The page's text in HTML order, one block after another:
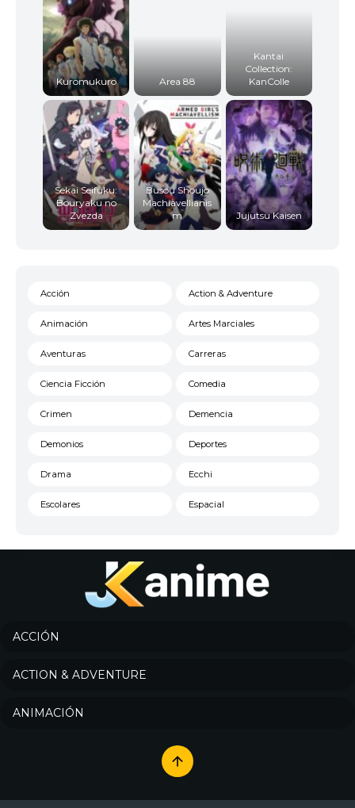
Kuromukuro Area 88
Kantai
Collection:
KanColle
Sekai Seifuku:
Bouryaku no
Zvezda
Busou Shoujo
Machiavellianis
m
Jujutsu Kaisen
Acción Action & Adventure
Animación Artes Marciales
Aventuras Carreras
Ciencia Ficción Comedia
Crimen Demencia
Demonios Deportes
Drama Ecchi
Escolares Espacial
Historico
Josei
Música
Romance
ACCIÓN
ACTION & ADVENTURE
ANIMACIÓN